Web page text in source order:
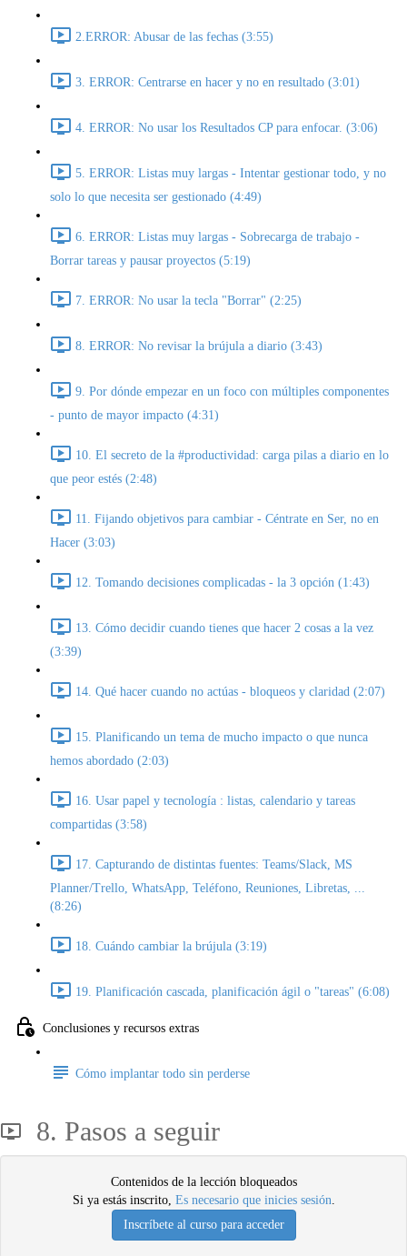
2.ERROR: Abusar de las fechas (3:55)
3. ERROR: Centrarse en hacer y no en resultado (3:01)
4. ERROR: No usar los Resultados CP para enfocar. (3:06)
5. ERROR: Listas muy largas - Intentar gestionar todo, y no
solo lo que necesita ser gestionado (4:49)
6. ERROR: Listas muy largas - Sobrecarga de trabajo -
Borrar tareas y pausar proyectos (5:19)
7. ERROR: No usar la tecla "Borrar" (2:25)
8. ERROR: No revisar la brújula a diario (3:43)
9. Por dónde empezar en un foco con múltiples componentes
- punto de mayor impacto (4:31)
10. El secreto de la #productividad: carga pilas a diario en lo
que peor estés (2:48)
11. Fijando objetivos para cambiar - Céntrate en Ser, no en
Hacer (3:03)
12. Tomando decisiones complicadas - la 3 opción (1:43)
13. Cómo decidir cuando tienes que hacer 2 cosas a la vez
(3:39)
14. Qué hacer cuando no actúas - bloqueos y claridad (2:07)
15. Planificando un tema de mucho impacto o que nunca
hemos abordado (2:03)
16. Usar papel y tecnología : listas, calendario y tareas
compartidas (3:58)
17. Capturando de distintas fuentes: Teams/Slack, MS
Planner/Trello, WhatsApp, Teléfono, Reuniones, Libretas, ...
(8:26)
18. Cuándo cambiar la brújula (3:19)
19. Planificación cascada, planificación ágil o "tareas" (6:08)
Conclusiones y recursos extras
Cómo implantar todo sin perderse
8. Pasos a seguir
Contenidos de la lección bloqueados
Si ya estás inscrito, Es necesario que inicies sesión.
Inscríbete al curso para acceder